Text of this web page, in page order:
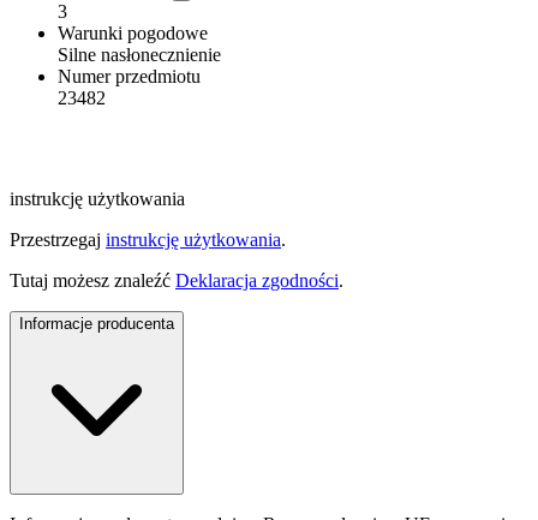
3
Warunki pogodowe
Silne nasłonecznienie
Numer przedmiotu
23482
instrukcję użytkowania
Przestrzegaj instrukcję użytkowania.
Tutaj możesz znaleźć Deklaracja zgodności.
Informacje producenta